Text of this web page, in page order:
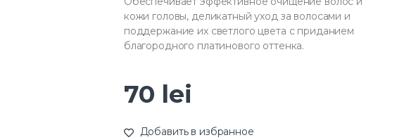
кожи головы, деликатный уход за волосами и
поддержание их светлого цвета с приданием
благородного платинового оттенка.
70 lei
Добавить в избранное